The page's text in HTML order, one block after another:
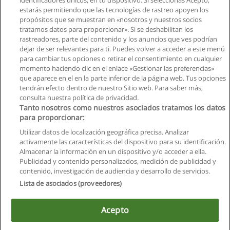
Curso de Sistemas de Inyección a Gasolina y
Diesel
Mundo Set
Solicita información
Privacidad de datos
Contactar con Educaedu
Copyright © Educaedu Business S.L. - CIF : B-95610580: -
estarás permitiendo que las tecnologías de rastreo apoyen los
propósitos que se muestran en «nosotros y nuestros socios
tratamos datos para proporcionar». Si se deshabilitan los
rastreadores, parte del contenido y los anuncios que ves podrían
dejar de ser relevantes para ti. Puedes volver a acceder a este menú
para cambiar tus opciones o retirar el consentimiento en cualquier
momento haciendo clic en el enlace «Gestionar las preferencias»
que aparece en el en la parte inferior de la página web. Tus opciones
tendrán efecto dentro de nuestro Sitio web. Para saber más,
consulta nuestra política de privacidad.
Tanto nosotros como nuestros asociados tratamos los datos
para proporcionar:
Utilizar datos de localización geográfica precisa. Analizar
activamente las características del dispositivo para su identificación.
Almacenar la información en un dispositivo y/o acceder a ella.
Publicidad y contenido personalizados, medición de publicidad y
contenido, investigación de audiencia y desarrollo de servicios.
Lista de asociados (proveedores)
Acepto